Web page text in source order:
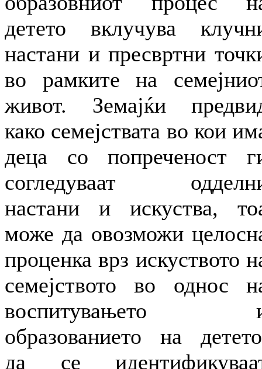
детето вклучува
настани и пресвртни
во рамките на
живот. Земајќи
како семејствата во кои
деца со попреченост
согледуваат
настани и искуства,
може да овозможи
проценка врз искуството
семејството во однос
воспитувањето
образованието на
да се